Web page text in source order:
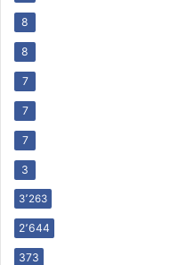
8
8
7
7
7
3
3٬263
2٬644
373